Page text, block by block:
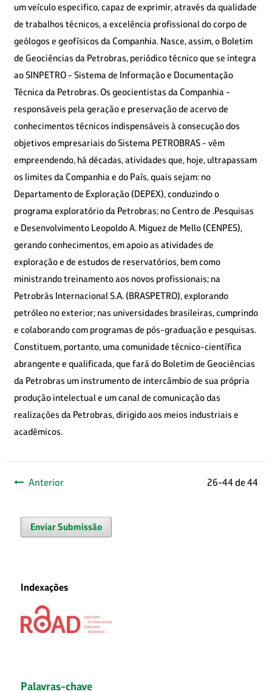
um veículo especifico, capaz de exprimir, através da qualidade
de trabalhos técnicos, a excelência profissional do corpo de
geólogos e geofísicos da Companhia. Nasce, assim, o Boletim
de Geociências da Petrobras, periódico técnico que se integra
ao SINPETRO - Sistema de Informação e Documentação
Técnica da Petrobras. Os geocientistas da Companhia -
responsáveis pela geração e preservação de acervo de
conhecimentos técnicos indispensáveis à consecução dos
objetivos empresariais do Sistema PETROBRAS - vêm
empreendendo, há décadas, atividades que, hoje, ultrapassam
os limites da Companhia e do País, quais sejam: no
Departamento de Exploração (DEPEX), conduzindo o
programa exploratório da Petrobras; no Centro de .Pesquisas
e Desenvolvimento Leopoldo A. Miguez de Mello (CENPES),
gerando conhecimentos, em apoio as atividades de
exploração e de estudos de reservatórios, bem como
ministrando treinamento aos novos profissionais; na
Petrobrás Internacional S.A. (BRASPETRO), explorando
petróleo no exterior; nas universidades brasileiras, cumprindo
e colaborando com programas de pós-graduação e pesquisas.
Constituem, portanto, uma comunidade técnico-científica
abrangente e qualificada, que fará do Boletim de Geociências
da Petrobras um instrumento de intercâmbio de sua própria
produção intelectual e um canal de comunicação das
realizações da Petrobras, dirigido aos meios industriais e
acadêmicos.
Anterior 26-44 de 44
Enviar Submissão
Indexações
Palavras-chave